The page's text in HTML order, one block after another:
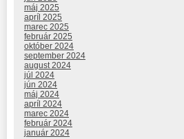
máj 2025
apríl 2025
marec 2025
február 2025
október 2024
september 2024
august 2024
júl 2024
jún 2024
máj 2024
apríl 2024
marec 2024
február 2024
január 2024